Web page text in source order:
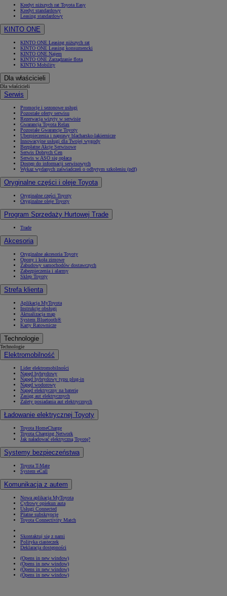
Kredyt niższych rat Toyota Easy
Kredyt standardowy
Leasing standardowy
KINTO ONE
KINTO ONE Leasing niższych rat
KINTO ONE Leasing konsumencki
KINTO ONE Najem
KINTO ONE Zarządzanie flotą
KINTO Mobility
Dla właścicieli
Dla właścicieli
Serwis
Promocje i sezonowe usługi
Pozostałe oferty serwisu
Rezerwacja wizyty w serwisie
Gwarancja Toyota Relax
Pozostałe Gwarancje Toyoty
Ubezpieczenia i naprawy blacharsko-lakiernicze
Innowacyjne usługi dla Twojej wygody
Bezpłatne Akcje Serwisowe
Serwis Dobrych Cen
Serwis w ASO się opłaca
Dostęp do informacji serwisowych
Wykaz wydanych zaświadczeń o odbytym szkoleniu (pdf)
Oryginalne części i oleje Toyota
Oryginalne części Toyoty
Oryginalne oleje Toyoty
Program Sprzedaży Hurtowej Trade
Trade
Akcesoria
Oryginalne akcesoria Toyoty
Opony i koła zimowe
Zabudowy samochodów dostawczych
Zabezpieczenia i alarmy
Sklep Toyoty
Strefa klienta
Aplikacja MyToyota
Instrukcje obsługi
Aktualizacja map
System Bluetooth®
Karty Ratownicze
Technologie
Technologie
Elektromobilność
Lider elektromobilności
Napęd hybrydowy
Napęd hybrydowy typu plug-in
Napęd wodorowy
Napęd elektryczny na baterię
Zasięg aut elektrycznych
Zalety posiadania aut elektrycznych
Ładowanie elektrycznej Toyoty
Toyota HomeCharge
Toyota Charging Network
Jak naładować elektryczną Toyotę?
Systemy bezpieczeństwa
Toyota T-Mate
System eCall
Komunikacja z autem
Nowa aplikacja MyToyota
Cyfrowy opiekun auta
Usługi Connected
Płatne subskrypcje
Toyota Connectivity Match
Skontaktuj się z nami
Polityka ciasteczek
Deklaracja dostępności
(Opens in new window)
(Opens in new window)
(Opens in new window)
(Opens in new window)